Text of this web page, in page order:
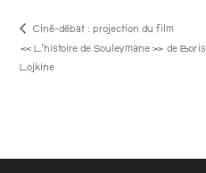
Ciné-débat : projection du film
« L’histoire de Souleymane » de Boris
Lojkine